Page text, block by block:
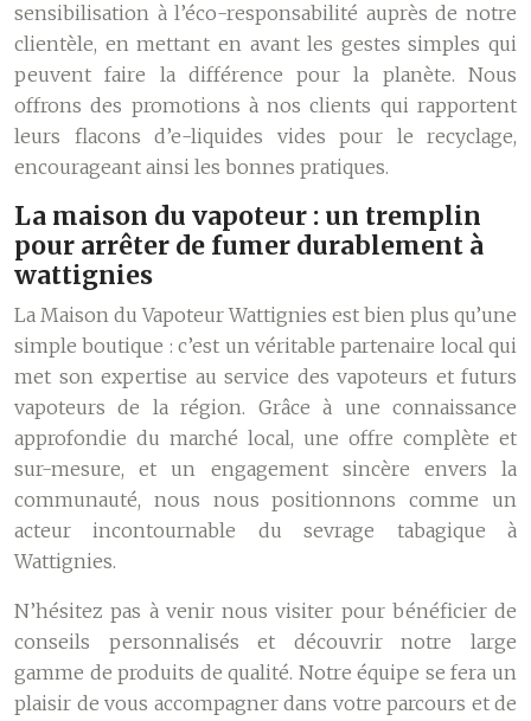
sensibilisation à l’éco-responsabilité auprès de notre
clientèle, en mettant en avant les gestes simples qui
peuvent faire la différence pour la planète. Nous
offrons des promotions à nos clients qui rapportent
leurs flacons d’e-liquides vides pour le recyclage,
encourageant ainsi les bonnes pratiques.
La maison du vapoteur : un tremplin
pour arrêter de fumer durablement à
wattignies
La Maison du Vapoteur Wattignies est bien plus qu’une
simple boutique : c’est un véritable partenaire local qui
met son expertise au service des vapoteurs et futurs
vapoteurs de la région. Grâce à une connaissance
approfondie du marché local, une offre complète et
sur-mesure, et un engagement sincère envers la
communauté, nous nous positionnons comme un
acteur incontournable du sevrage tabagique à
Wattignies.
N’hésitez pas à venir nous visiter pour bénéficier de
conseils personnalisés et découvrir notre large
gamme de produits de qualité. Notre équipe se fera un
plaisir de vous accompagner dans votre parcours et de